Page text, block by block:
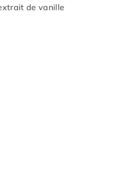
de vanille